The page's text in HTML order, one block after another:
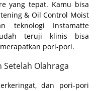
yang tepat. Kamu bisa
& Oil Control Moist
teknologi Instamatte
teruji klinis bisa
pori-pori.
Setelah Olahraga
dan pori-pori